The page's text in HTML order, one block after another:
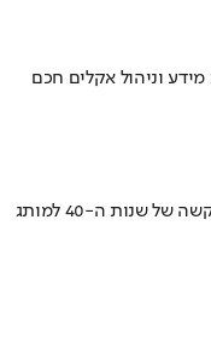
וניהול אקלים חכם
איך אסם הפכה את תקופת הצנע והמחסור הקשה של שנות ה-40 למותג